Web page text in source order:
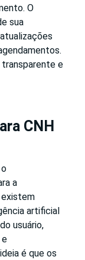
O
sua
transparente e
CNH
a
existem
artificial
usuário,
e
é que os